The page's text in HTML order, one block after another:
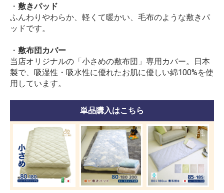
・ 敷きパッド
ふんわりやわらか、軽くて暖かい、毛布のような敷きパ
ッドです。
・ 敷布団カバー
当店オリジナルの「小さめの敷布団」専用カバー。日本
製で、吸湿性・吸水性に優れたお肌に優しい綿100%を使
用しています。
単品購入はこちら